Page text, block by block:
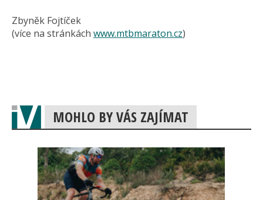
Zbyněk Fojtíček
(více na stránkách www.mtbmaraton.cz)
MOHLO BY VÁS ZAJÍMAT